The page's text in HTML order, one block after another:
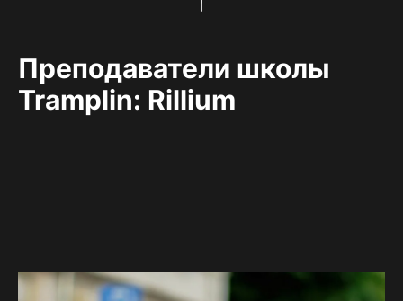
Преподаватели школы
Tramplin: Rillium